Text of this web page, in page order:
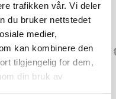
trafikken vår. Vi deler
du bruker nettstedet
medier,
kan kombinere den
tilgjengelig for dem,
din bruk av